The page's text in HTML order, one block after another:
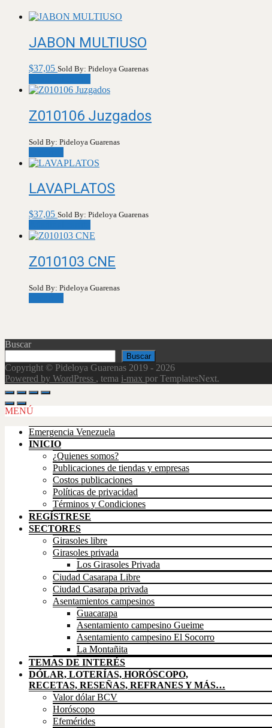
JABON MULTIUSO
$37,05 Sold By: Pideloya Guarenas
Z010106 Juzgados
Sold By: Pideloya Guarenas
LAVAPLATOS
$37,05 Sold By: Pideloya Guarenas
Z010103 CNE
Sold By: Pideloya Guarenas
Buscar
Buscar
Copyright © Pideloya Guarenas 2019 - 2026
Powered by WordPress , tema i-max por TemplatesNext.
Scroll
Up
MENÚ
Emergencia Venezuela
INICIO
¿Quienes somos?
Publicaciones de tiendas y empresas
Costos publicaciones
Políticas de privacidad
Términos y Condiciones
REGÍSTRESE
SECTORES
Girasoles libre
Girasoles privada
Los Girasoles Privada
Ciudad Casarapa Libre
Ciudad Casarapa privada
Asentamientos campesinos
Guacarapa
Asentamiento campesino Gueime
Asentamiento campesino El Socorro
La Montañita
TEMAS DE INTERÉS
DÓLAR, LOTERÍAS, HORÓSCOPO,
RECETAS, RESEÑAS, REFRANES Y MÁS…
Valor dólar BCV
Horóscopo
Efemérides